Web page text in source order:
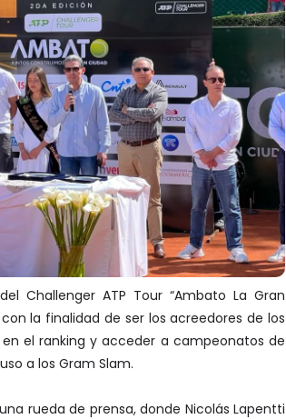
Challenger ATP Tour “Ambato La Gran
la finalidad de ser los acreedores de los
el ranking y acceder a campeonatos de
a los Gram Slam.
rueda de prensa, donde Nicolás Lapentti